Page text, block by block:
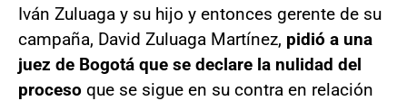
Iván Zuluaga y su hijo y entonces gerente de su
campaña, David Zuluaga Martínez, pidió a una
juez de Bogotá que se declare la nulidad del
proceso que se sigue en su contra en relación